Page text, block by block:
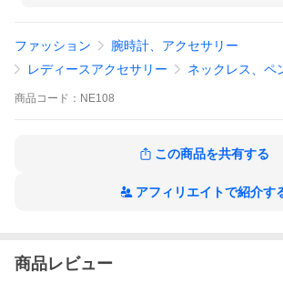
ファッション
腕時計、アクセサリー
レディースアクセサリー
ネックレス、ペ
商品 コード： NE108
この商品を共有する
アフィリエイトで紹介す
商品レビュー